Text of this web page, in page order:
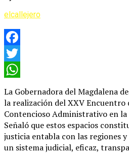
elcallejero
Facebook
Twitter
La Gobernadora del Magdalena
la realización del XXV Encuentro
Contencioso Administrativo en la
Señaló que estos espacios
justicia entabla con las regiones
un sistema judicial, eficaz,